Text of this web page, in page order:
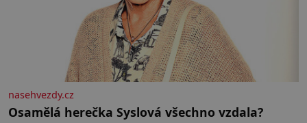
nasehvezdy.cz
Osamělá herečka Syslová všechno vzdala?